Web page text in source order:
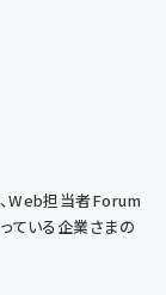
Web担当者Forum
ている企業さまの